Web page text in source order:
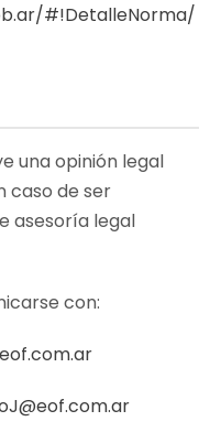
#!DetalleNorma/
una opinión legal
caso de ser
asesoría legal
con: